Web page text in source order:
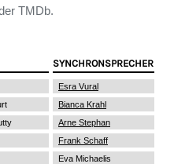
TMDb.
SYNCHRONSPRECHER
Esra Vural
Bianca Krahl
Arne Stephan
Frank Schaff
Eva Michaelis